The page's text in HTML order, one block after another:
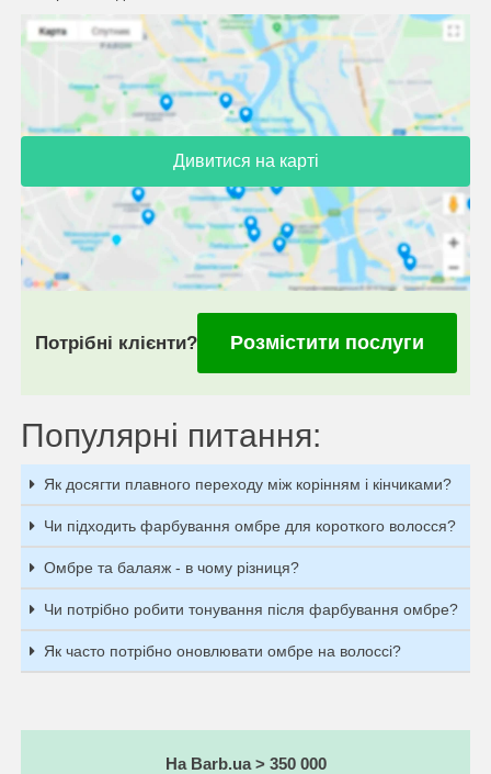
Дивитися на карті
Потрібні клієнти? Розмістити послуги
Популярні питання:
Як досягти плавного переходу між корінням і кінчиками?
Чи підходить фарбування омбре для короткого волосся?
Омбре та балаяж - в чому різниця?
Чи потрібно робити тонування після фарбування омбре?
Як часто потрібно оновлювати омбре на волоссі?
На Barb.ua > 350 000